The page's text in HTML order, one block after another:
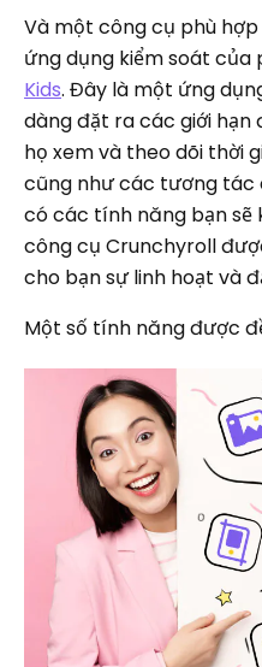
Và một công cụ phù
ứng dụng kiểm soát của
Kids. Đây là một ứng
dàng đặt ra các giới
họ xem và theo dõi thời
cũng như các tương tác
có các tính năng bạn
công cụ Crunchyroll
cho bạn sự linh hoạt và
Một số tính năng được